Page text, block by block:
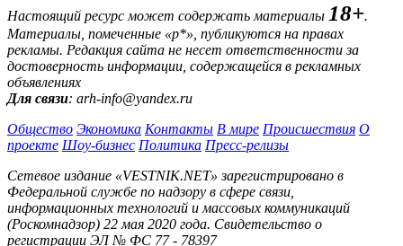
Настоящий ресурс может содержать материалы 18+.
Материалы, помеченные «р*», публикуются на правах
рекламы. Редакция сайта не несет ответственности за
достоверность информации, содержащейся в рекламных
объявлениях
Для связи: arh-info@yandex.ru
Общество Экономика Контакты В мире Происшествия О
проекте Шоу-бизнес Политика Пресс-релизы
Сетевое издание «VESTNIK.NET» зарегистрировано в
Федеральной службе по надзору в сфере связи,
информационных технологий и массовых коммуникаций
(Роскомнадзор) 22 мая 2020 года. Свидетельство о
регистрации ЭЛ № ФС 77 - 78397